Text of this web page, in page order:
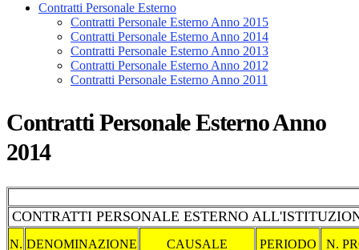
Contratti Personale Esterno
Contratti Personale Esterno Anno 2015
Contratti Personale Esterno Anno 2014
Contratti Personale Esterno Anno 2013
Contratti Personale Esterno Anno 2012
Contratti Personale Esterno Anno 2011
Contratti Personale Esterno Anno
2014
CONTRATTI PERSONALE ESTERNO
N. DENOMINAZIONE CAUSALE PERIODO N.